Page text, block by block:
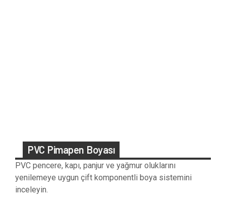
PVC Pimapen Boyası
PVC pencere, kapı, panjur ve yağmur oluklarını
yenilemeye uygun çift komponentli boya sistemini
inceleyin.